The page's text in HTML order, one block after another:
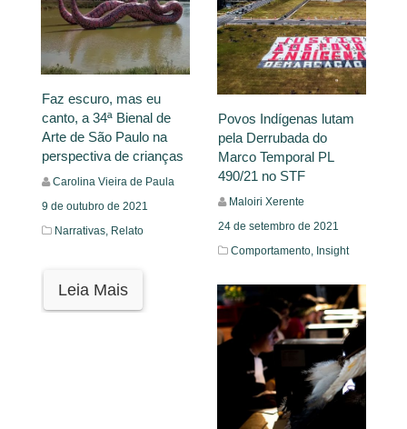
Faz escuro, mas eu
canto, a 34ª Bienal de
Arte de São Paulo na
perspectiva de crianças
Carolina Vieira de Paula
9 de outubro de 2021
Narrativas, Relato
Leia Mais
Povos Indígenas lutam
pela Derrubada do
Marco Temporal PL
490/21 no STF
Maloiri Xerente
24 de setembro de 2021
Comportamento, Insight
Leia Mais